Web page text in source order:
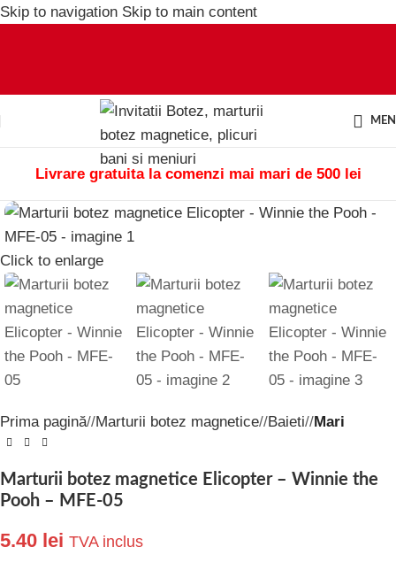
Skip to navigation Skip to main content
Livrare gratuita la comenzi mai mari de 500 lei
Click to enlarge
Prima pagină/ Marturii botez magnetice/ Baieti/ Mari
Marturii botez magnetice Elicopter – Winnie the
Pooh – MFE-05
5.40 lei TVA inclus